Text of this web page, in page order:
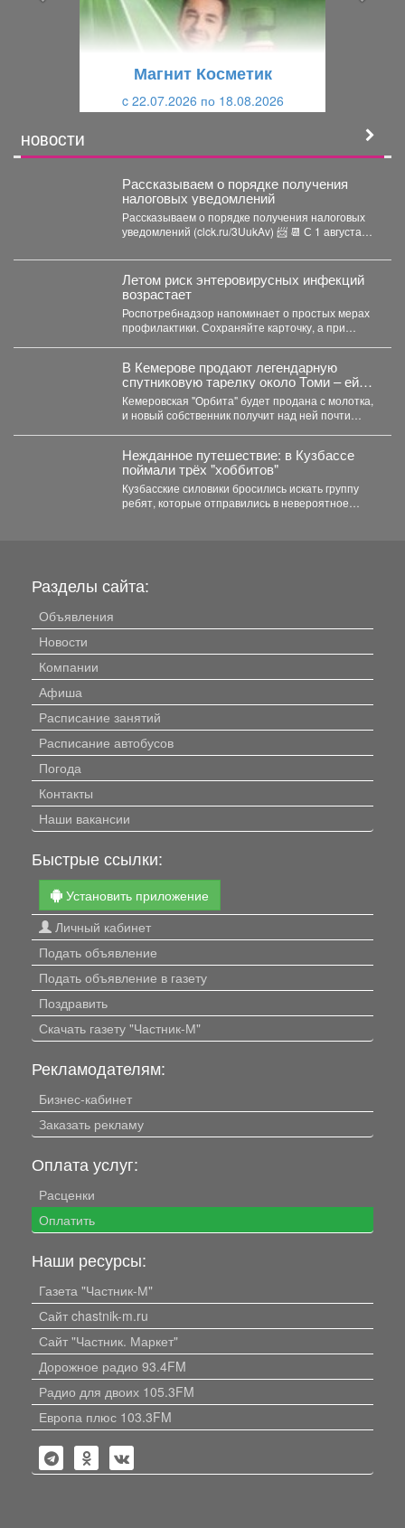
Магнит Косметик
c 22.07.2026 по 18.08.2026
НОВОСТИ
Рассказываем о порядке получения
налоговых уведомлений
Рассказываем о порядке получения налоговых
уведомлений (clck.ru/3UukAv) 📨 📆 С 1 августа
Летом риск энтеровирусных инфекций
возрастает
Роспотребнадзор напоминает о простых мерах
профилактики. Сохраняйте карточку, а при
В Кемерове продают легендарную
спутниковую тарелку около Томи – ей
грозит снос?
Кемеровская "Орбита" будет продана с молотка,
и новый собственник получит над ней почти
Нежданное путешествие: в Кузбассе
поймали трёх "хоббитов"
Кузбасские силовики бросились искать группу
ребят, которые отправились в невероятное
Разделы сайта:
Объявления
Новости
Компании
Афиша
Расписание занятий
Расписание автобусов
Погода
Контакты
Наши вакансии
Быстрые ссылки:
Установить приложение
Личный кабинет
Подать объявление
Подать объявление в газету
Поздравить
Скачать газету "Частник-М"
Рекламодателям:
Бизнес-кабинет
Заказать рекламу
Оплата услуг:
Расценки
Оплатить
Наши ресурсы:
Газета "Частник-М"
Сайт chastnik-m.ru
Сайт "Частник. Маркет"
Дорожное радио 93.4FM
Радио для двоих 105.3FM
Европа плюс 103.3FM